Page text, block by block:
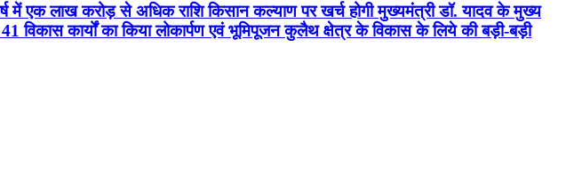
में एक लाख करोड़ से अधिक राशि किसान कल्याण पर खर्च होगी मुख्यमंत्री डॉ. यादव के मुख्य
कार्यों का किया लोकार्पण एवं भूमिपूजन कुलैथ क्षेत्र के विकास के लिये की बड़ी-बड़ी